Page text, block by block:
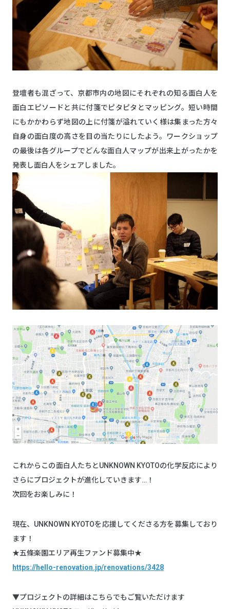
登壇者も混ざって、京都市内の地図にそれぞれの知る面白人を
面白エピソードと共に付箋でピタピタとマッピング。短い時間
にもかかわらず地図の上に付箋が溢れていく様は集まった方々
自身の面白度の高さを目の当たりにしたよう。ワークショップ
の最後は各グループでどんな面白人マップが出来上がったかを
発表し面白人をシェアしました。
これからこの面白人たちとUNKNOWN KYOTOの化学反応により
さらにプロジェクトが進化していきます…！
次回をお楽しみに！
現在、UNKNOWN KYOTOを応援してくださる方を募集しており
ます！
★五條楽園エリア再生ファンド募集中★
https://hello-renovation.jp/renovations/3428
▼プロジェクトの詳細はこちらでもご覧いただけます